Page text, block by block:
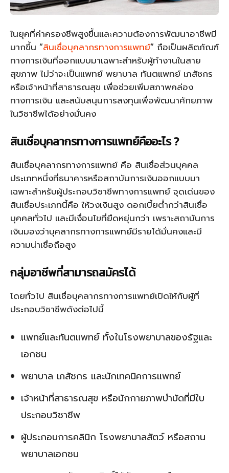
ในยุคที่ค่าครองชีพสูงขึ้นและความต้องการพัฒนาอาชีพมี
มากขึ้น “สินเชื่อบุคลากรทางการแพทย์” ถือเป็นผลิตภัณฑ์
ทางการเงินที่ออกแบบมาเฉพาะสำหรับผู้ทำงานในสาย
สุขภาพ ไม่ว่าจะเป็นแพทย์ พยาบาล ทันตแพทย์ เภสัชกร
หรือเจ้าหน้าที่สาธารณสุข เพื่อช่วยเพิ่มสภาพคล่อง
ทางการเงิน และสนับสนุนการลงทุนเพื่อพัฒนาศักยภาพ
ในวิชาชีพได้อย่างมั่นคง
สินเชื่อบุคลากรทางการแพทย์คืออะไร ?
สินเชื่อบุคลากรทางการแพทย์ คือ สินเชื่อส่วนบุคคล
ประเภทหนึ่งที่ธนาคารหรือสถาบันการเงินออกแบบมา
เฉพาะสำหรับผู้ประกอบวิชาชีพทางการแพทย์ จุดเด่นของ
สินเชื่อประเภทนี้คือ ให้วงเงินสูง ดอกเบี้ยต่ำกว่าสินเชื่อ
บุคคลทั่วไป และมีเงื่อนไขที่ยืดหยุ่นกว่า เพราะสถาบันการ
เงินมองว่าบุคลากรทางการแพทย์มีรายได้มั่นคงและมี
ความน่าเชื่อถือสูง
กลุ่มอาชีพที่สามารถสมัครได้
โดยทั่วไป สินเชื่อบุคลากรทางการแพทย์เปิดให้กับผู้ที่
ประกอบวิชาชีพดังต่อไปนี้
แพทย์และทันตแพทย์ ทั้งในโรงพยาบาลของรัฐและ
เอกชน
พยาบาล เภสัชกร และนักเทคนิคการแพทย์
เจ้าหน้าที่สาธารณสุข หรือนักกายภาพบำบัดที่มีใบ
ประกอบวิชาชีพ
ผู้ประกอบการคลินิก โรงพยาบาลสัตว์ หรือสถาน
พยาบาลเอกชน